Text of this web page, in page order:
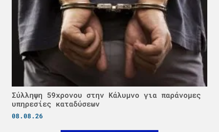
Σύλληψη 59χρονου στην Κάλυμνο για παράνομες
υπηρεσίες καταδύσεων
08.08.26